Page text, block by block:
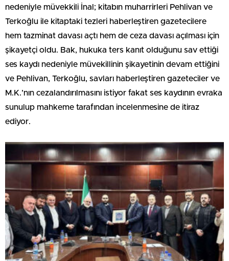
nedeniyle müvekkili İnal; kitabın muharrirleri Pehlivan ve
Terkoğlu ile kitaptaki tezleri haberleştiren gazetecilere
hem tazminat davası açtı hem de ceza davası açılması için
şikayetçi oldu. Bak, hukuka ters kanıt olduğunu sav ettiği
ses kaydı nedeniyle müvekillinin şikayetinin devam ettiğini
ve Pehlivan, Terkoğlu, savları haberleştiren gazeteciler ve
M.K.’nın cezalandırılmasını istiyor fakat ses kaydının evraka
sunulup mahkeme tarafından incelenmesine de itiraz
ediyor.